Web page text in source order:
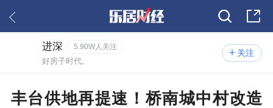
关注
进深 5.90W人关注
好房子时代。
丰台供地再提速！桥南城中村改造